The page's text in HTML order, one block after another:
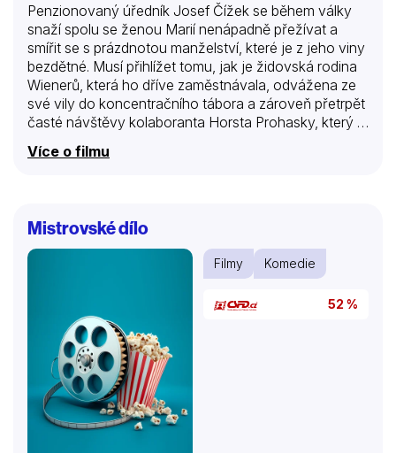
Penzionovaný úředník Josef Čížek se během války
snaží spolu se ženou Marií nenápadně přežívat a
smířit se s prázdnotou manželství, které je z jeho viny
bezdětné. Musí přihlížet tomu, jak je židovská rodina
Wienerů, která ho dříve zaměstnávala, odvážena ze
své vily do koncentračního tábora a zároveň přetrpět
časté návštěvy kolaboranta Horsta Prohasky, který je
sice Čížkovým známým, ale hlavně se mu líbí Marie.
Synovi rodiny Wienerů Davidovi se podaří uprchnout
strachy. Projevy náklonnosti Prohasky k Marii se
stupňují, ale ona je musí snášet, protože jeho
návštěvy jako osoby mající blízko ke gestapu
Více o filmu
Mistrovské dílo
Filmy Komedie
52 %